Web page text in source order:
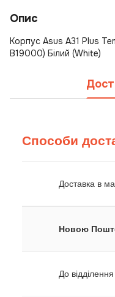
Опис
Корпус Asus A31 Plus
B19000) Білий (White)
Способи
Доставка в
Новою
До відділення